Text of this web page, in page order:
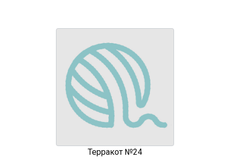
Терракот №24